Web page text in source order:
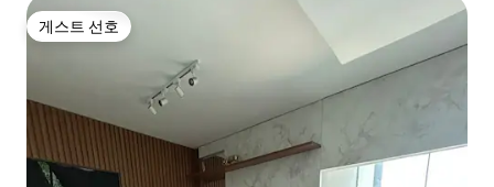
게스트 선호
게스트 선호